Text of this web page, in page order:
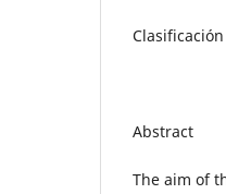
Clasificación
Abstract
The aim of